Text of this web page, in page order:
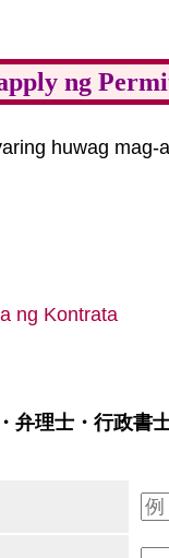
ng
huwag
ng Kontrata
弁理士・行政書